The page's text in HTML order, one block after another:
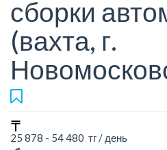
сборки
(вахта, г.
25 878 - 54 480 тг / день